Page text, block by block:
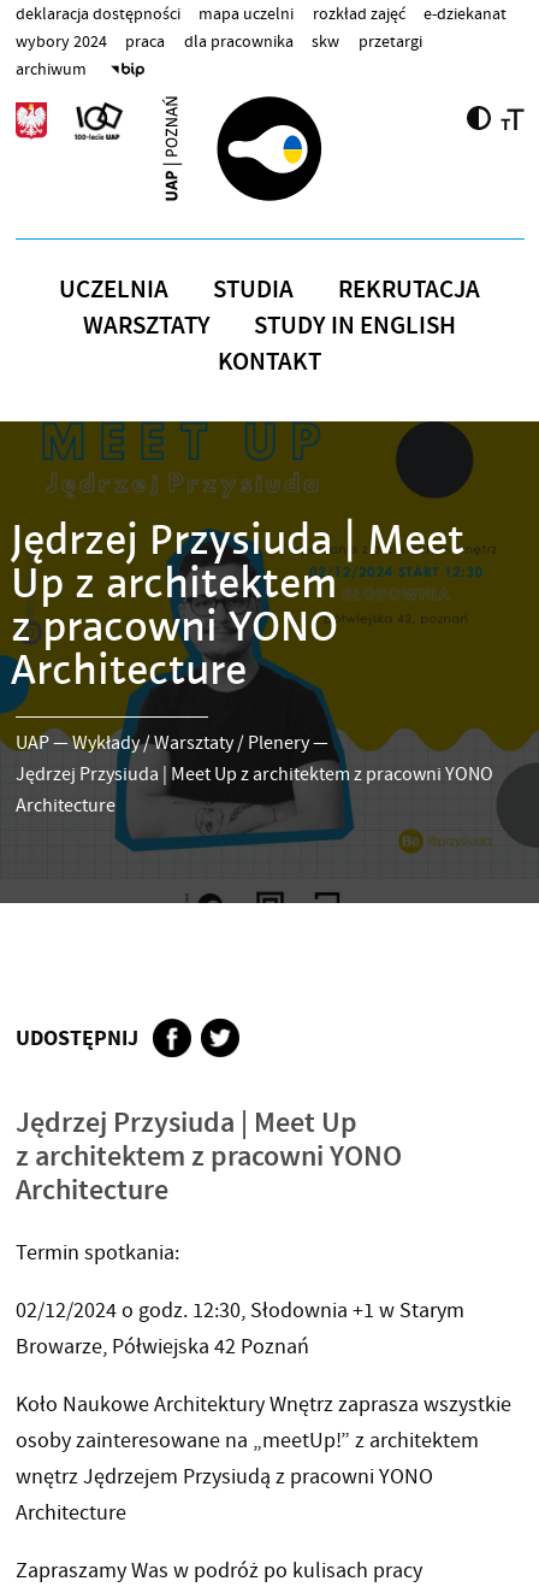
Przejdź do treści
deklaracja dostępności mapa uczelni rozkład zajęć
e-dziekanat
wybory 2024
praca dla pracownika skw
przetargi
archiwum
UCZELNIA STUDIA
REKRUTACJA
WARSZTATY
STUDY IN ENGLISH
KONTAKT
Jędrzej Przysiuda | Meet
Up z architektem
z pracowni YONO
Architecture
UAP—Wykłady / Warsztaty / Plenery—
Jędrzej Przysiuda | Meet Up z architektem z pracowni YONO
Architecture
UDOSTĘPNIJ
Jędrzej Przysiuda | Meet Up
z architektem z pracowni YONO
Architecture
Termin spotkania:
02/12/2024 o godz. 12:30, Słodownia +1 w Starym
Browarze, Półwiejska 42 Poznań
Koło Naukowe Architektury Wnętrz zaprasza wszystkie
osoby zainteresowane na „meetUp!” z architektem
wnętrz Jędrzejem Przysiudą z pracowni YONO
Architecture
Zapraszamy Was w podróż po kulisach pracy